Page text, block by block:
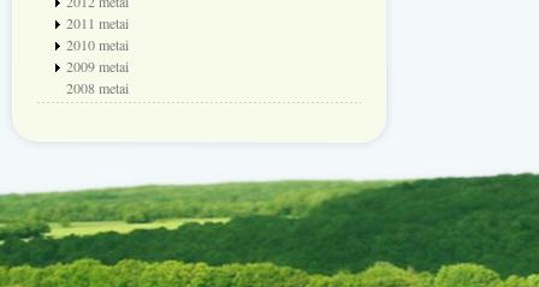
2011 metai
2010 metai
2009 metai
2008 metai